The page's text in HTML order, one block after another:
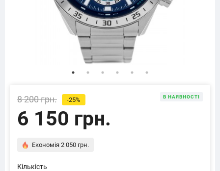
8 200 грн. -25%
6 150 грн.
В НАЯВНОСТІ
Економія 2 050 грн.
Кількість